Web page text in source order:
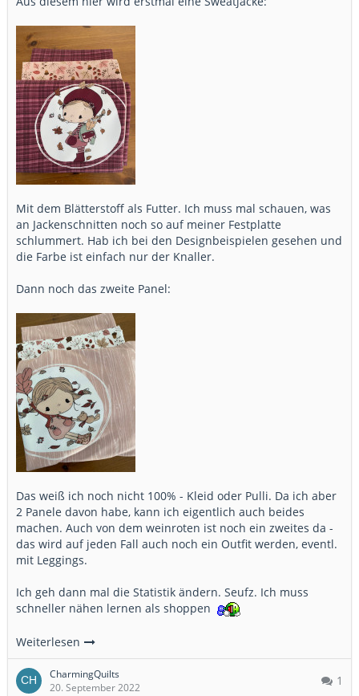
Mit dem Blätterstoff als Futter. Ich muss mal schauen, was
an Jackenschnitten noch so auf meiner Festplatte
schlummert. Hab ich bei den Designbeispielen gesehen und
die Farbe ist einfach nur der Knaller.
Dann noch das zweite Panel:
Das weiß ich noch nicht 100% - Kleid oder Pulli. Da ich aber
2 Panele davon habe, kann ich eigentlich auch beides
machen. Auch von dem weinroten ist noch ein zweites da -
das wird auf jeden Fall auch noch ein Outfit werden, eventl.
mit Leggings.
Ich geh dann mal die Statistik ändern. Seufz. Ich muss
schneller nähen lernen als shoppen
Weiterlesen
CharmingQuilts
20. September 2022
1